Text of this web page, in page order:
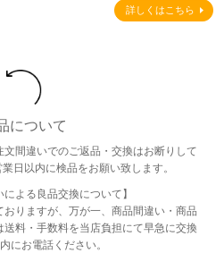
詳しくはこちら
について
間違いでのご返品・交換はお断りして
日以内に検品をお願い致します。
よる良品交換について】
りますが、万が一、商品間違い・商品
料・手数料を当店負担にて早急に交換
にお電話ください。